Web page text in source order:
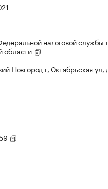
налоговой службы
области
Новгород г, Октябрьская ул,